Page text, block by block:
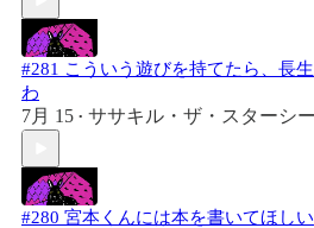
#281 こういう遊びを持てたら、長
わ
7月 15 • ササキル・ザ・スターシ
#280 宮本くんには本を書いてほしい